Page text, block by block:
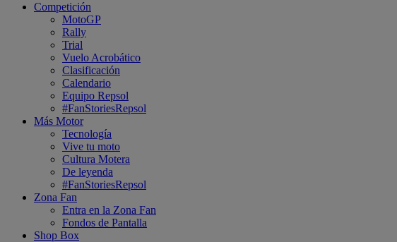
Competición
MotoGP
Rally
Trial
Vuelo Acrobático
Clasificación
Calendario
Equipo Repsol
#FanStoriesRepsol
Más Motor
Tecnología
Vive tu moto
Cultura Motera
De leyenda
#FanStoriesRepsol
Zona Fan
Entra en la Zona Fan
Fondos de Pantalla
Shop Box